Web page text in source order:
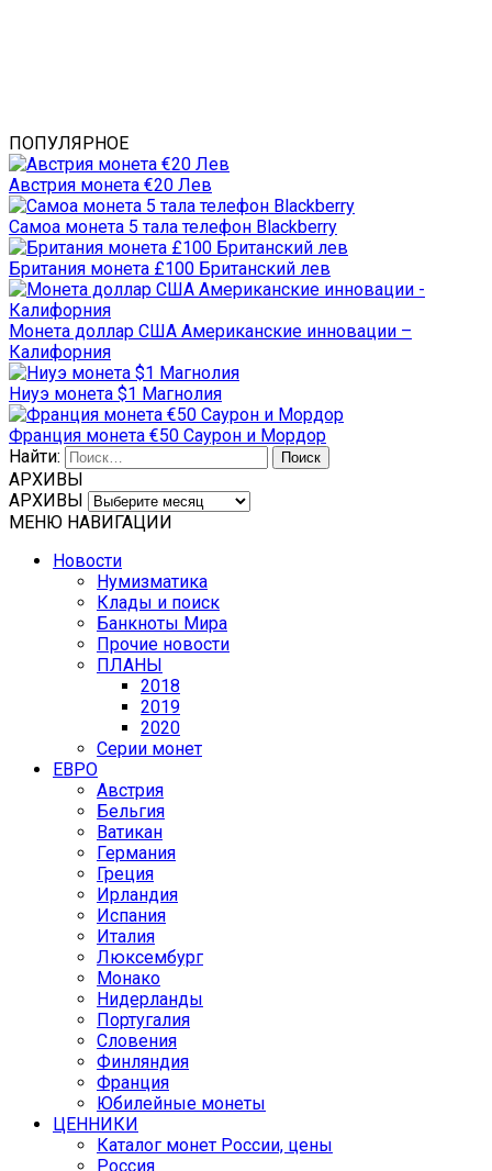
ПОПУЛЯРНОЕ
Австрия монета €20 Лев
Самоа монета 5 тала телефон Blackberry
Британия монета £100 Британский лев
Монета доллар США Американские инновации –
Калифорния
Ниуэ монета $1 Магнолия
Франция монета €50 Саурон и Мордор
Найти:
АРХИВЫ
АРХИВЫ
МЕНЮ НАВИГАЦИИ
Новости
Нумизматика
Клады и поиск
Банкноты Мира
Прочие новости
ПЛАНЫ
2018
2019
2020
Серии монет
ЕВРО
Австрия
Бельгия
Ватикан
Германия
Греция
Ирландия
Испания
Италия
Люксембург
Монако
Нидерланды
Португалия
Словения
Финляндия
Франция
Юбилейные монеты
ЦЕННИКИ
Каталог монет России, цены
Россия